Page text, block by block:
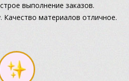
выполнение заказов.
Качество материалов отличное.